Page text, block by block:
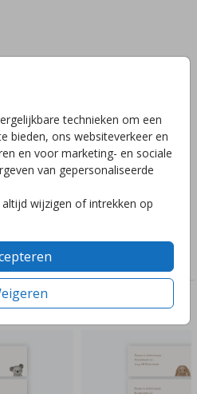
technieken om een
bieden, ons websiteverkeer en
en voor marketing- en sociale
van gepersonaliseerde
wijzigen of intrekken op
Standaard zijn er 6
vellen. Let op: doe dit op
dit niet meer aanpassen. Pas
aan in onze editor. Voeg
speel met kleuren.
misschien ook leuk